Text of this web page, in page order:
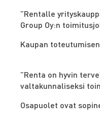
”Rentalle
Group Oy:n
Kaupan
”Renta on hyvin
valtakunnaliseksi
Osapuolet ovat